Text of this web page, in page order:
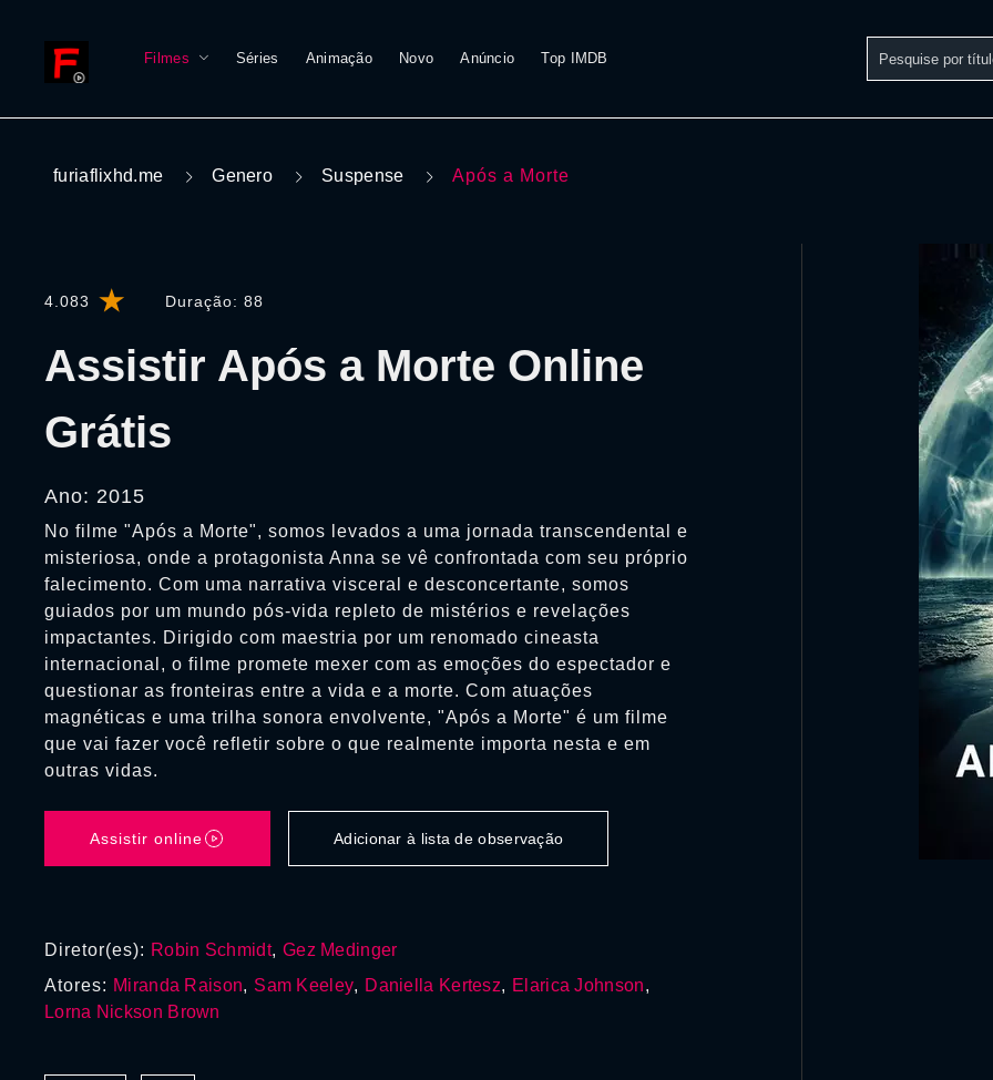
Filmes Séries Animação Novo Anúncio Top IMDB
furiaflixhd.me Genero Suspense Após a Morte
4.083 Duração: 88
Assistir Após a Morte Online
Grátis
Ano: 2015
No filme "Após a Morte", somos levados a uma jornada transcendental e
misteriosa, onde a protagonista Anna se vê confrontada com seu próprio
falecimento. Com uma narrativa visceral e desconcertante, somos
guiados por um mundo pós-vida repleto de mistérios e revelações
impactantes. Dirigido com maestria por um renomado cineasta
internacional, o filme promete mexer com as emoções do espectador e
questionar as fronteiras entre a vida e a morte. Com atuações
magnéticas e uma trilha sonora envolvente, "Após a Morte" é um filme
que vai fazer você refletir sobre o que realmente importa nesta e em
outras vidas.
Assistir online Adicionar à lista de observação
Diretor(es): Robin Schmidt, Gez Medinger
Atores: Miranda Raison, Sam Keeley, Daniella Kertesz, Elarica Johnson,
Lorna Nickson Brown